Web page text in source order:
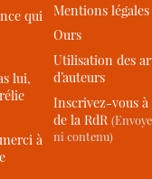
qui
lui,
à
Mentions légales
Ours
Utilisation des
d’auteurs
Inscrivez-vous
de la RdR
ni contenu)